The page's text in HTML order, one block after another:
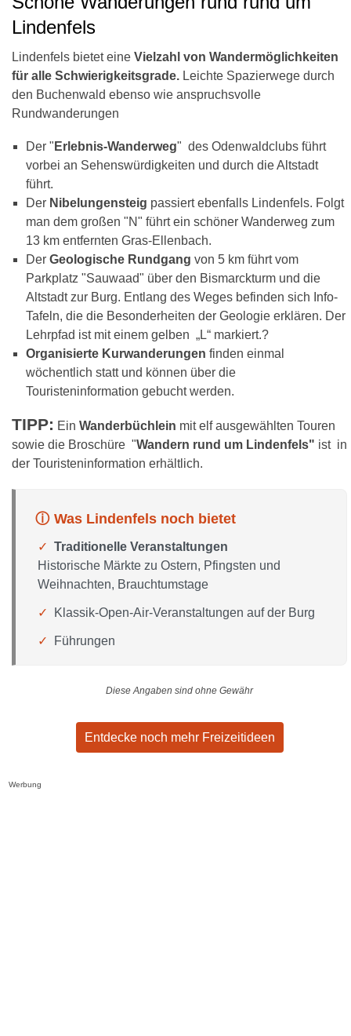
Lindenfels
Lindenfels bietet eine Vielzahl von Wandermöglichkeiten
für alle Schwierigkeitsgrade. Leichte Spazierwege durch
den Buchenwald ebenso wie anspruchsvolle
Rundwanderungen
Der " Erlebnis-Wanderweg" des Odenwaldclubs führt
vorbei an Sehenswürdigkeiten und durch die Altstadt
führt.
Der Nibelungensteig passiert ebenfalls Lindenfels. Folgt
man dem großen "N" führt ein schöner Wanderweg zum
13 km entfernten Gras-Ellenbach.
Der Geologische Rundgang von 5 km führt vom
Parkplatz "Sauwaad" über den Bismarckturm und die
Altstadt zur Burg. Entlang des Weges befinden sich Info-
Tafeln, die die Besonderheiten der Geologie erklären. Der
Lehrpfad ist mit einem gelben „L“ markiert.?
Organisierte Kurwanderungen finden einmal
wöchentlich statt und können über die
Touristeninformation gebucht werden.
TIPP: Ein Wanderbüchlein mit elf ausgewählten Touren
sowie die Broschüre "Wandern rund um Lindenfels" ist in
der Touristeninformation erhältlich.
Was Lindenfels noch bietet
Traditionelle Veranstaltungen
Historische Märkte zu Ostern, Pfingsten und
Weihnachten, Brauchtumstage
Klassik-Open-Air-Veranstaltungen auf der Burg
Führungen
Diese Angaben sind ohne Gewähr
Entdecke noch mehr Freizeitideen
Werbung